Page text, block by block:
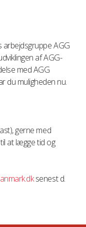
arbejdsgruppe AGG
af AGG-
med AGG
du muligheden nu.
gerne med
at lægge tid og
senest d.